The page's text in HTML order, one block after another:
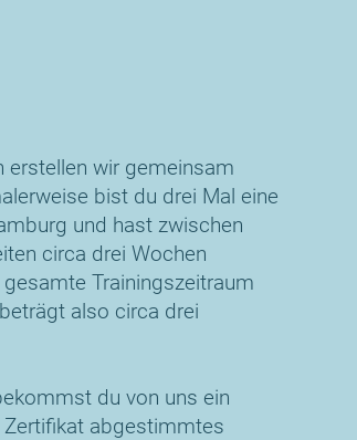
erstellen wir gemeinsam
bist du drei Mal eine
und hast zwischen
circa drei Wochen
Trainingszeitraum
also circa drei
du von uns ein
abgestimmtes